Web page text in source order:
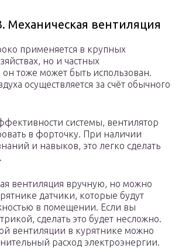
Механическая вентиляция
применяется в крупных
но и частных
тоже может быть использован.
осуществляется за счёт обычного
системы, вентилятор
в форточку. При наличии
и навыков, это легко сделать
вентиляция вручную, но можно
датчики, которые будут
в помещении. Если вы
сделать это будет несложно.
вентиляции в курятнике можно
расход электроэнергии.